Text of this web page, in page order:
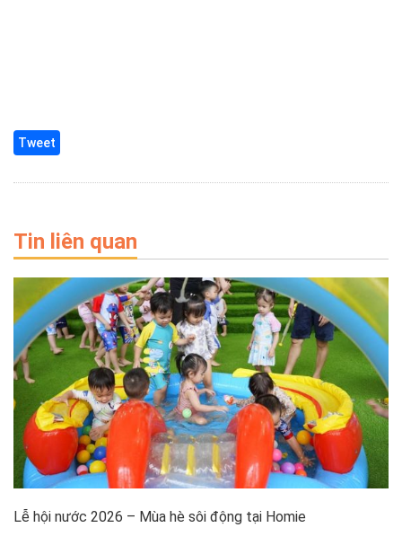
Tweet
Tin liên quan
Lễ hội nước 2026 – Mùa hè sôi động tại Homie